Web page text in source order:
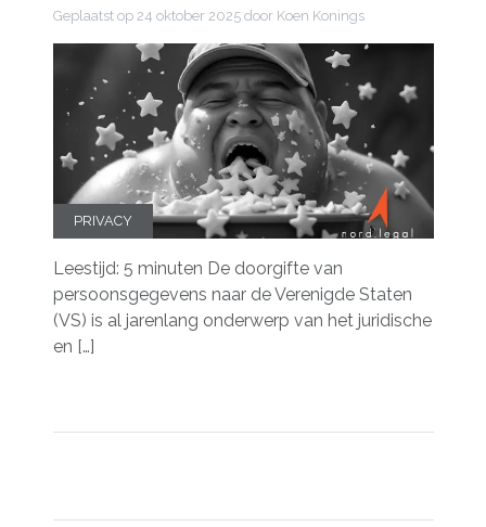
Geplaatst op 24 oktober 2025door Koen Konings
PRIVACY
Leestijd: 5 minuten De doorgifte van
persoonsgegevens naar de Verenigde Staten
(VS) is al jarenlang onderwerp van het juridische
en […]